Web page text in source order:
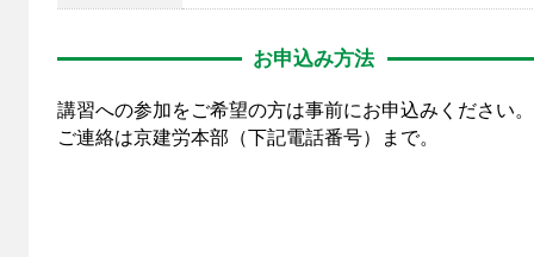
お申込み方法
講習への参加をご希望の方は事前にお申込みください。
ご連絡は京建労本部（下記電話番号）まで。